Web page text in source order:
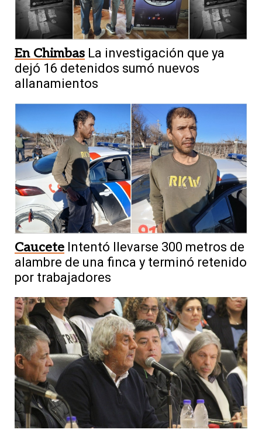
En Chimbas La investigación que ya
dejó 16 detenidos sumó nuevos
allanamientos
Caucete Intentó llevarse 300 metros de
alambre de una finca y terminó retenido
por trabajadores